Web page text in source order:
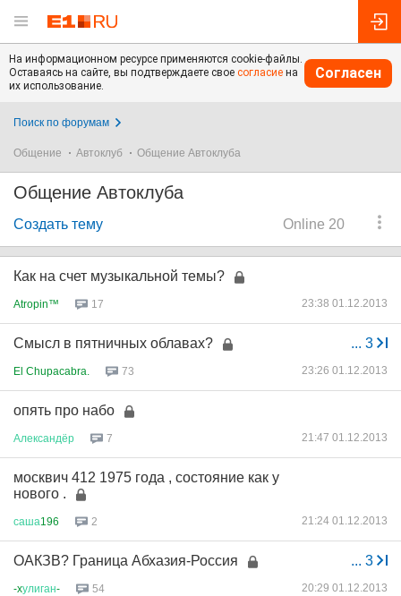
На информационном ресурсе применяются cookie-файлы.
Оставаясь на сайте, вы подтверждаете свое согласие на
их использование.
Согласен
Поиск по форумам
Общение Автоклуб Общение Автоклуба
Общение Автоклуба
Online 20
Создать тему
Как на счет музыкальной темы?
Atropin™ 17 23:38 01.12.2013
... 3
Смысл в пятничных облавах?
El Chupacabra. 73 23:26 01.12.2013
опять про набо
Александёр 7 21:47 01.12.2013
москвич 412 1975 года , состояние как у
нового .
саша196 2 21:24 01.12.2013
... 3
ОАКЗВ? Граница Абхазия-Россия
-xулиган- 54 20:29 01.12.2013